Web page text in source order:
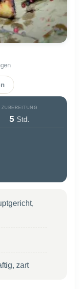
ZUBEREITUNG
5Stunden
Std.
zart